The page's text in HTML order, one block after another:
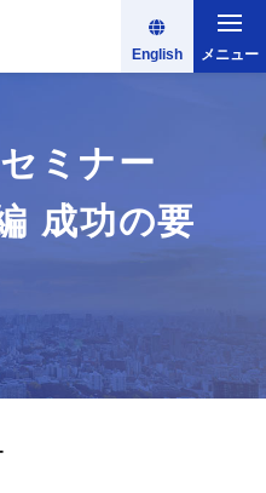
English メニュー
ミナー
成功の要